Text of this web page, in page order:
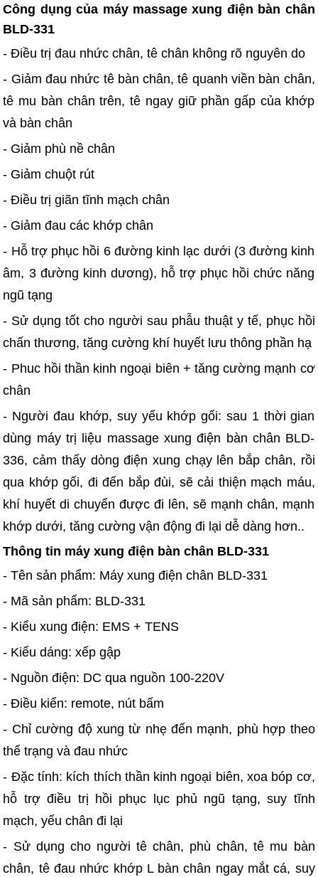
Công dụng của máy massage xung điện bàn chân
BLD-331
- Điều trị đau nhức chân, tê chân không rõ nguyên do
- Giảm đau nhức tê bàn chân, tê quanh viền bàn chân,
tê mu bàn chân trên, tê ngay giữ phần gấp của khớp
và bàn chân
- Giảm phù nề chân
- Giảm chuột rút
- Điều trị giãn tĩnh mạch chân
- Giảm đau các khớp chân
- Hỗ trợ phục hồi 6 đường kinh lạc dưới (3 đường kinh
âm, 3 đường kinh dương), hỗ trợ phục hồi chức năng
ngũ tạng
- Sử dụng tốt cho người sau phẫu thuật y tế, phục hồi
chấn thương, tăng cường khí huyết lưu thông phần hạ
- Phuc hồi thần kinh ngoại biên + tăng cường mạnh cơ
chân
- Người đau khớp, suy yếu khớp gối: sau 1 thời gian
dùng máy trị liệu massage xung điện bàn chân BLD-
336, cảm thấy dòng điện xung chạy lên bắp chân, rồi
qua khớp gối, đi đến bắp đùi, sẽ cải thiện mạch máu,
khí huyết di chuyển được đi lên, sẽ mạnh chân, mạnh
khớp dưới, tăng cường vận động đi lại dễ dàng hơn..
Thông tin máy xung điện bàn chân BLD-331
- Tên sản phẩm: Máy xung điện chân BLD-331
- Mã sản phẩm: BLD-331
- Kiểu xung điện: EMS + TENS
- Kiểu dáng: xếp gập
- Nguồn điện: DC qua nguồn 100-220V
- Điều kiển: remote, nút bấm
- Chỉ cường độ xung từ nhẹ đến mạnh, phù hợp theo
thể trạng và đau nhức
- Đặc tính: kích thích thần kinh ngoại biên, xoa bóp cơ,
hỗ trợ điều trị hồi phục lục phủ ngũ tạng, suy tĩnh
mạch, yếu chân đi lại
- Sử dụng cho người tê chân, phù chân, tê mu bàn
chân, tê đau nhức khớp L bàn chân ngay mắt cá, suy